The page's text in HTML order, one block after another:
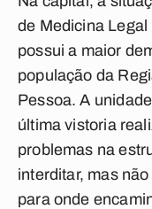
de Medicina
possui a maior
população da
Pessoa. A
última vistoria
problemas na
interditar, mas
para onde